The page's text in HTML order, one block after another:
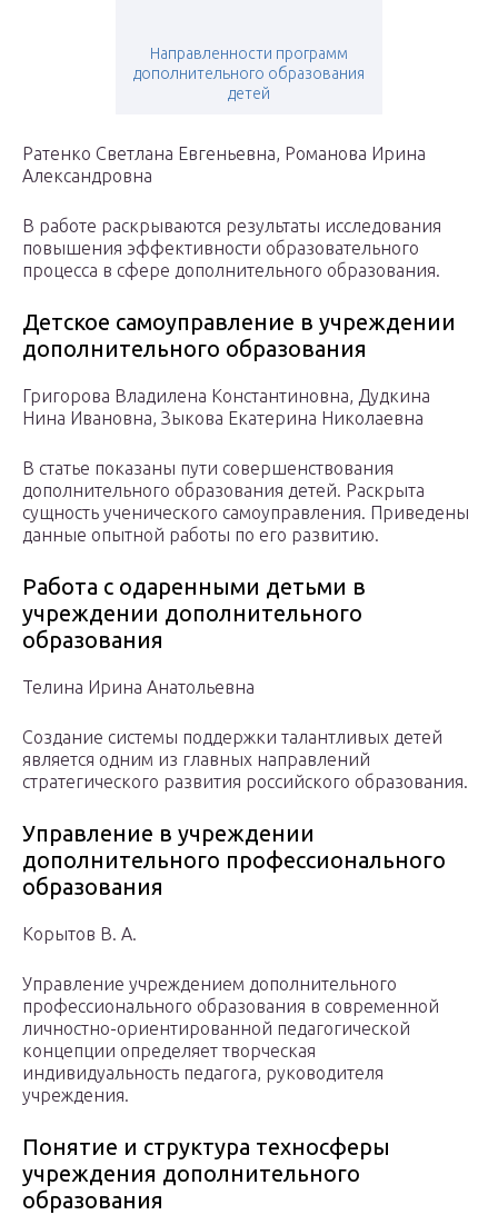
Направленности программ
дополнительного образования
детей
Ратенко Светлана Евгеньевна, Романова Ирина
Александровна
В работе раскрываются результаты исследования
повышения эффективности образовательного
процесса в сфере дополнительного образования.
Детское самоуправление в учреждении
дополнительного образования
Григорова Владилена Константиновна, Дудкина
Нина Ивановна, Зыкова Екатерина Николаевна
В статье показаны пути совершенствования
дополнительного образования детей. Раскрыта
сущность ученического самоуправления. Приведены
данные опытной работы по его развитию.
Работа с одаренными детьми в
учреждении дополнительного
образования
Телина Ирина Анатольевна
Создание системы поддержки талантливых детей
является одним из главных направлений
стратегического развития российского образования.
Управление в учреждении
дополнительного профессионального
образования
Корытов В. А.
Управление учреждением дополнительного
профессионального образования в современной
личностно-ориентированной педагогической
концепции определяет творческая
индивидуальность педагога, руководителя
учреждения.
Понятие и структура техносферы
учреждения дополнительного
образования